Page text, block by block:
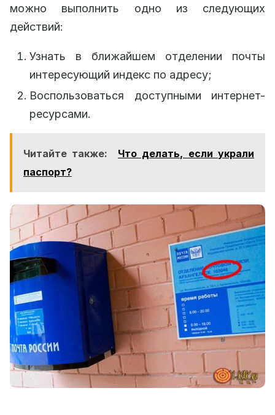
можно выполнить одно из следующих
действий:
Узнать в ближайшем отделении почты
интересующий индекс по адресу;
Воспользоваться доступными интернет-
ресурсами.
Читайте также:
Что делать, если украли
паспорт?